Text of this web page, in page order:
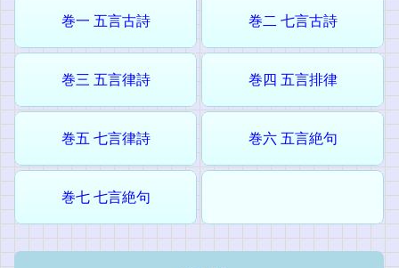
巻一 五言古詩 巻二 七言古詩
巻三 五言律詩 巻四 五言排律
巻五 七言律詩 巻六 五言絶句
巻七 七言絶句